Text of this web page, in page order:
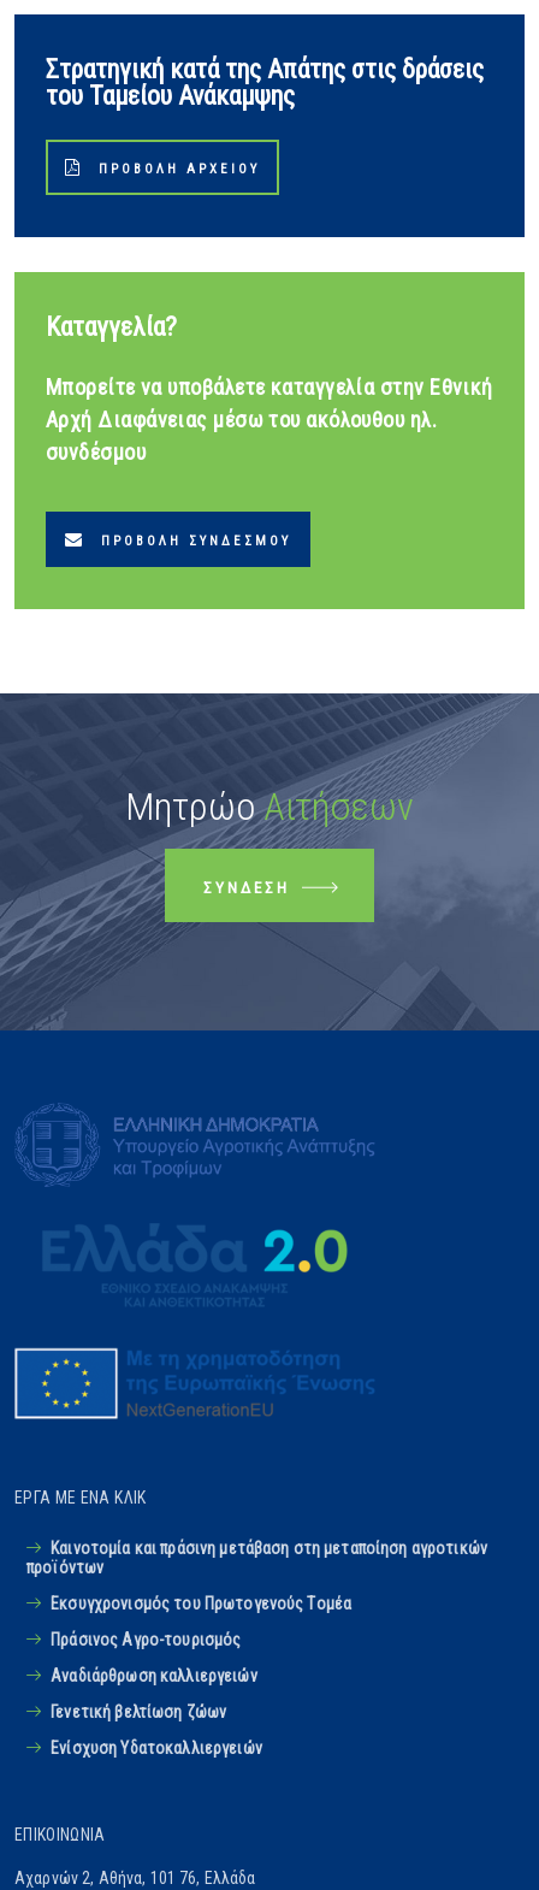
Στρατηγική κατά της Απάτης στις δράσεις
του Ταμείου Ανάκαμψης
ΠΡΟΒΟΛΉ ΑΡΧΕΊΟΥ
Καταγγελία?
Μπορείτε να υποβάλετε καταγγελία στην Εθνική
Αρχή Διαφάνειας μέσω του ακόλουθου ηλ.
συνδέσμου
ΠΡΟΒΟΛΉ ΣΥΝΔΈΣΜΟΥ
ΜητρώοΑιτήσεων
ΣΎΝΔΕΣΗ
ΈΡΓΑ ΜΕ ΈΝΑ ΚΛΙΚ
Καινοτομία και πράσινη μετάβαση στη μεταποίηση αγροτικών
προϊόντων
Εκσυγχρονισμός του Πρωτογενούς Tομέα
Πράσινος Αγρο-τουρισμός
Αναδιάρθρωση καλλιεργειών
Γενετική βελτίωση ζώων
Ενίσχυση Υδατοκαλλιεργειών
ΕΠΙΚΟΙΝΩΝΊΑ
Αχαρνών 2, Αθήνα, 101 76, Ελλάδα